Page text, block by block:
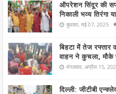
ऑपरेशन सिंदूर की
निकाली भव्य तिरंगा
बुधवार, मई 07, 2025
बिहटा में तेज रफ्तार
वाहन ने कुचला, मौके
मंगलवार, अप्रैल 15,
दिल्ली: जीटीबी